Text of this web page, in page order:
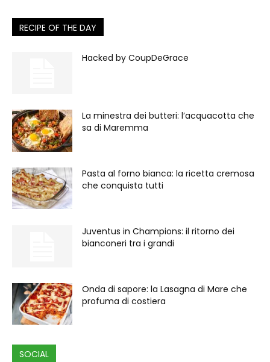
RECIPE OF THE DAY
Hacked by CoupDeGrace
La minestra dei butteri: l’acquacotta che
sa di Maremma
Pasta al forno bianca: la ricetta cremosa
che conquista tutti
Juventus in Champions: il ritorno dei
bianconeri tra i grandi
Onda di sapore: la Lasagna di Mare che
profuma di costiera
SOCIAL